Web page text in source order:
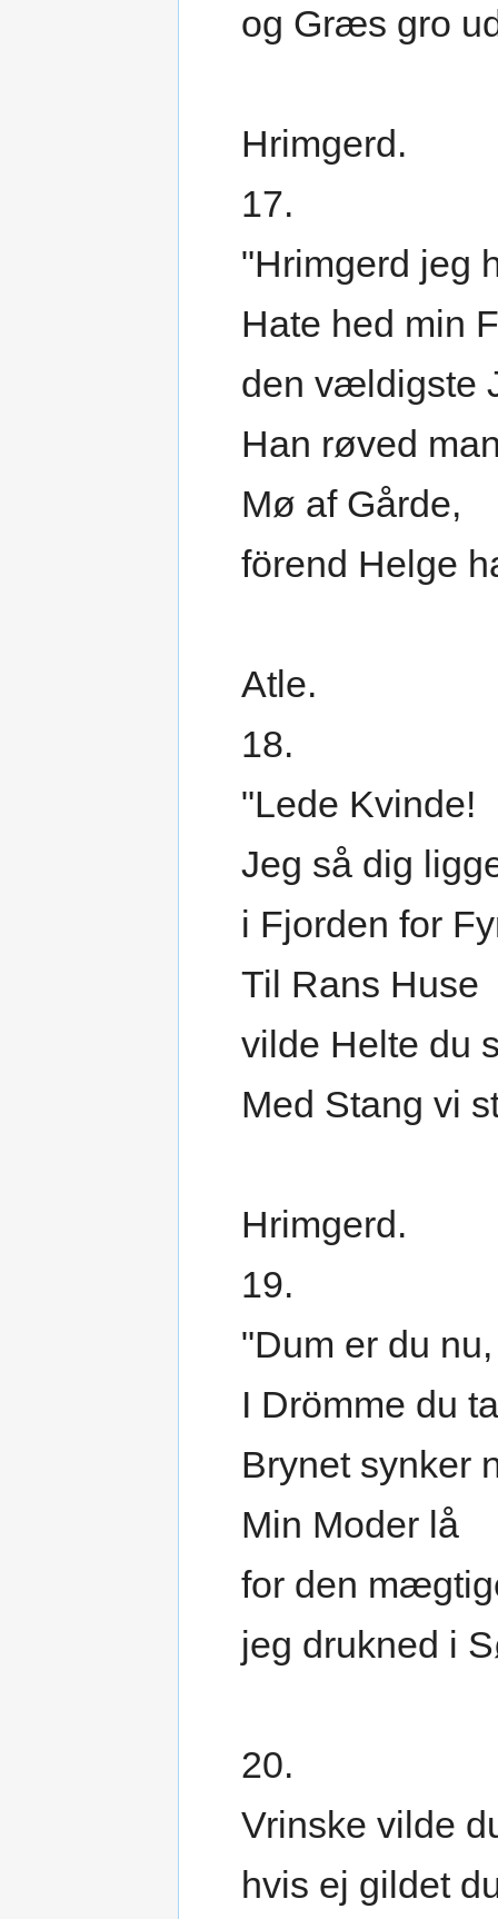
og Græs gro
Hrimgerd.
17.
"Hrimgerd jeg
Hate hed min
den vældigste
Han røved
Mø af Gårde,
förend Helge
Atle.
18.
"Lede Kvinde!
Jeg så dig
i Fjorden for
Til Rans Huse
vilde Helte du
Med Stang vi
Hrimgerd.
19.
"Dum er du
I Drömme du
Brynet synker
Min Moder lå
for den
jeg drukned i
20.
Vrinske vilde
hvis ej gildet